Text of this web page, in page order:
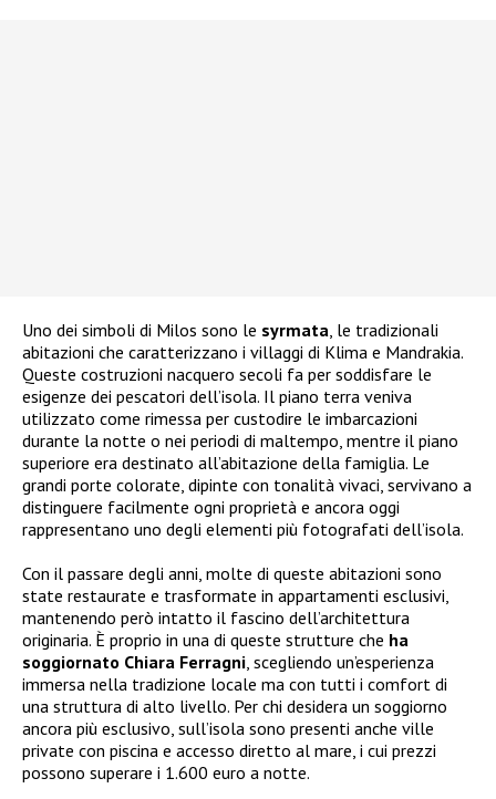
Uno dei simboli di Milos sono le syrmata, le tradizionali
abitazioni che caratterizzano i villaggi di Klima e Mandrakia.
Queste costruzioni nacquero secoli fa per soddisfare le
esigenze dei pescatori dell’isola. Il piano terra veniva
utilizzato come rimessa per custodire le imbarcazioni
durante la notte o nei periodi di maltempo, mentre il piano
superiore era destinato all’abitazione della famiglia. Le
grandi porte colorate, dipinte con tonalità vivaci, servivano a
distinguere facilmente ogni proprietà e ancora oggi
rappresentano uno degli elementi più fotografati dell’isola.
Con il passare degli anni, molte di queste abitazioni sono
state restaurate e trasformate in appartamenti esclusivi,
mantenendo però intatto il fascino dell’architettura
originaria. È proprio in una di queste strutture che ha
soggiornato Chiara Ferragni, scegliendo un’esperienza
immersa nella tradizione locale ma con tutti i comfort di
una struttura di alto livello. Per chi desidera un soggiorno
ancora più esclusivo, sull’isola sono presenti anche ville
private con piscina e accesso diretto al mare, i cui prezzi
possono superare i 1.600 euro a notte.